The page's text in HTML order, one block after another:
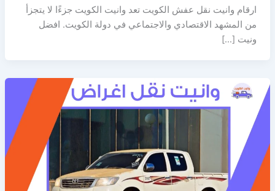
ارقام وانيت نقل عفش الكويت تعد وانيت الكويت جزءًا لا يتجزأ
من المشهد الاقتصادي والاجتماعي في دولة الكويت. افضل
ونيت […]